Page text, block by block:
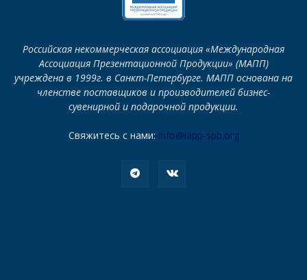
Российская некоммерческая ассоциация «Международная
Ассоциация Презентационной Продукции» (МАПП)
учреждена в 1999г. в Санкт-Петербурге. МАПП основана на
членстве поставщиков и производителей бизнес-
сувенирной и подарочной продукции.
Свяжитесь с нами: info@iapp-spb.org